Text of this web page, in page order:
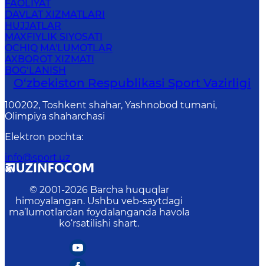
FAOLIYAT
DAVLAT XIZMATLARI
HUJJATLAR
MAXFIYLIK SIYOSATI
OCHIQ MA'LUMOTLAR
AXBOROT XIZMATI
BOG‘LANISH
O‘zbekiston Respublikasi Sport Vazirligi
100202, Toshkent shahar, Yashnobod tumani,
Olimpiya shaharchasi
Elektron pochta:
info@sport.uz
© 2001-2026 Barcha huquqlar
himoyalangan. Ushbu veb-saytdagi
ma’lumotlardan foydalanganda havola
ko‘rsatilishi shart.